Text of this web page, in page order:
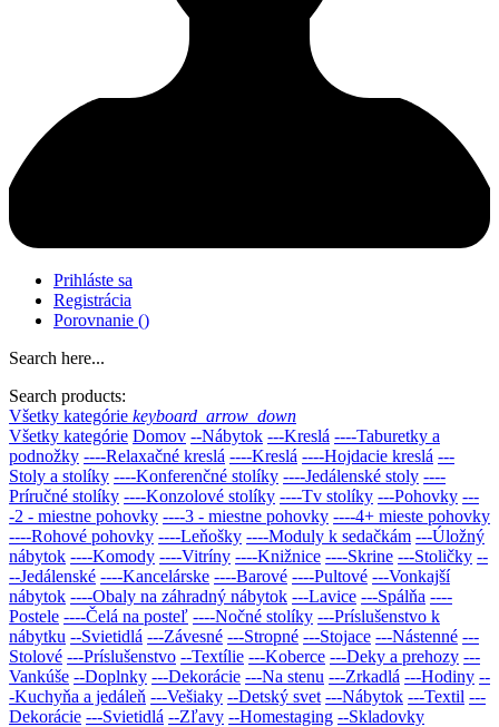
Prihláste sa
Registrácia
Porovnanie ()
Search here...
Search products:
Všetky kategórie keyboard_arrow_down
Všetky kategórie Domov --Nábytok ---Kreslá ----Taburetky a
podnožky ----Relaxačné kreslá ----Kreslá ----Hojdacie kreslá ---
Stoly a stolíky ----Konferenčné stolíky ----Jedálenské stoly ----
Príručné stolíky ----Konzolové stolíky ----Tv stolíky ---Pohovky ---
-2 - miestne pohovky ----3 - miestne pohovky ----4+ mieste pohovky
----Rohové pohovky ----Leňošky ----Moduly k sedačkám ---Úložný
nábytok ----Komody ----Vitríny ----Knižnice ----Skrine ---Stoličky --
--Jedálenské ----Kancelárske ----Barové ----Pultové ---Vonkajší
nábytok ----Obaly na záhradný nábytok ---Lavice ---Spálňa ----
Postele ----Čelá na posteľ ----Nočné stolíky ---Príslušenstvo k
nábytku --Svietidlá ---Závesné ---Stropné ---Stojace ---Nástenné ---
Stolové ---Príslušenstvo --Textílie ---Koberce ---Deky a prehozy ---
Vankúše --Doplnky ---Dekorácie ---Na stenu ---Zrkadlá ---Hodiny --
-Kuchyňa a jedáleň ---Vešiaky --Detský svet ---Nábytok ---Textil ---
Dekorácie ---Svietidlá --Zľavy --Homestaging --Skladovky